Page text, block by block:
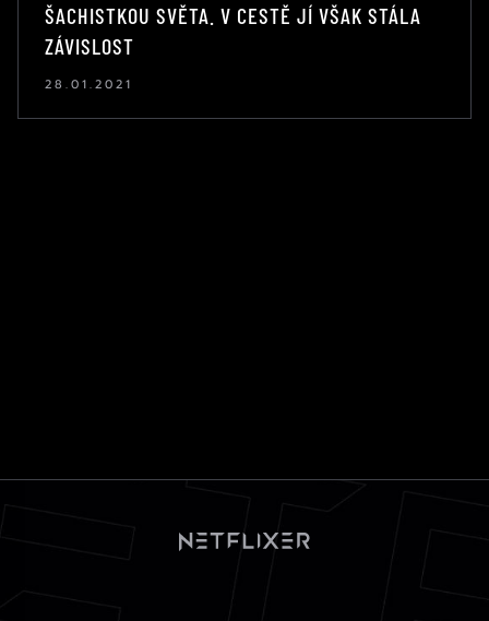
ŠACHISTKOU SVĚTA. V CESTĚ JÍ VŠAK STÁLA
ZÁVISLOST
28.01.2021